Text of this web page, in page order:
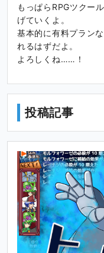
もっぱらRPGツクー
げていくよ。
基本的に有料プラン
れるはずだよ。
よろしくね……！
投稿記事